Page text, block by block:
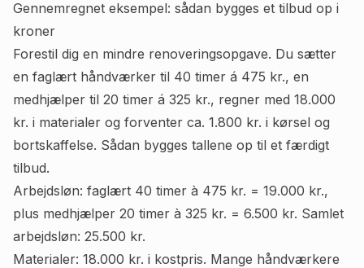
Gennemregnet eksempel: sådan bygges et tilbud op i
kroner
Forestil dig en mindre renoveringsopgave. Du sætter
en faglært håndværker til 40 timer á 475 kr., en
medhjælper til 20 timer á 325 kr., regner med 18.000
kr. i materialer og forventer ca. 1.800 kr. i kørsel og
bortskaffelse. Sådan bygges tallene op til et færdigt
tilbud.
Arbejdsløn: faglært 40 timer à 475 kr. = 19.000 kr.,
plus medhjælper 20 timer à 325 kr. = 6.500 kr. Samlet
arbejdsløn: 25.500 kr.
Materialer: 18.000 kr. i kostpris. Mange håndværkere